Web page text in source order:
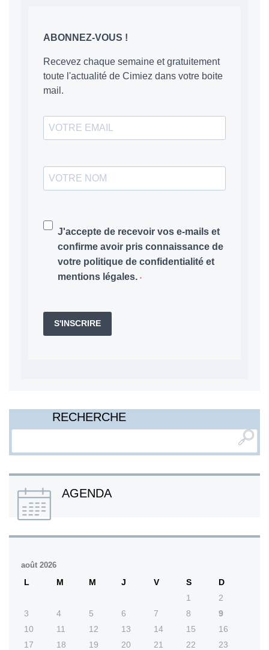
ABONNEZ-VOUS !
Recevez chaque semaine et gratuitement
toute l'actualité de Cimiez dans votre boite
mail.
J'accepte de recevoir vos e-mails et
confirme avoir pris connaissance de
votre politique de confidentialité et
mentions légales.
S'INSCRIRE
RECHERCHE
AGENDA
août 2026
L M M J V S
D
1
2
3
4 5 6 7 8
9
10
11 12 13 14 15
16
17
18 19 20 21 22
23